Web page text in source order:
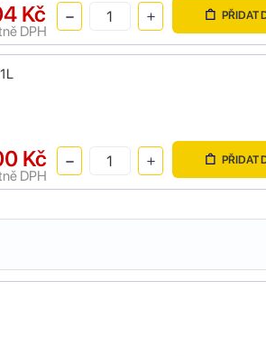
Kč
DPH
PŘIDAT
Kč
DPH
PŘIDAT